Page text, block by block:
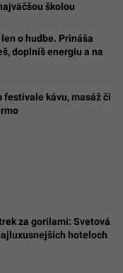
školou
o hudbe. Prináša
doplníš energiu a na
festivale kávu, masáž či
za gorilami: Svetová
hoteloch